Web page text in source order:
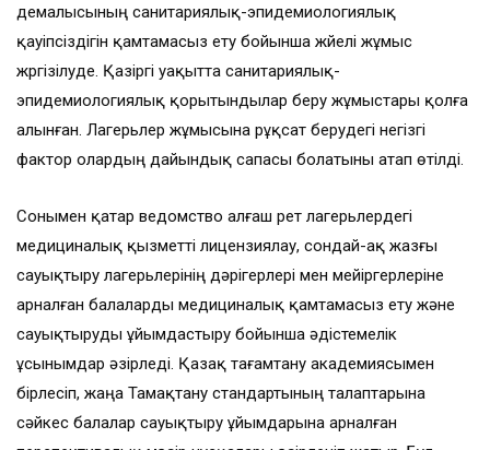
демалысының санитариялық-эпидемиологиялық
қауіпсіздігін қамтамасыз ету бойынша жүйелі жұмыс
жүргізілуде. Қазіргі уақытта санитариялық-
эпидемиологиялық қорытындылар беру жұмыстары қолға
алынған. Лагерьлер жұмысына рұқсат берудегі негізгі
фактор олардың дайындық сапасы болатыны атап өтілді.
Сонымен қатар ведомство алғаш рет лагерьлердегі
медициналық қызметті лицензиялау, сондай-ақ жазғы
сауықтыру лагерьлерінің дәрігерлері мен мейіргерлеріне
арналған балаларды медициналық қамтамасыз ету және
сауықтыруды ұйымдастыру бойынша әдістемелік
ұсынымдар әзірледі. Қазақ тағамтану академиясымен
бірлесіп, жаңа Тамақтану стандартының талаптарына
сәйкес балалар сауықтыру ұйымдарына арналған